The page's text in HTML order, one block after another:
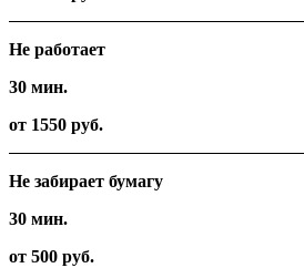
Не работает
30 мин.
от 1550 руб.
Не забирает бумагу
30 мин.
от 500 руб.